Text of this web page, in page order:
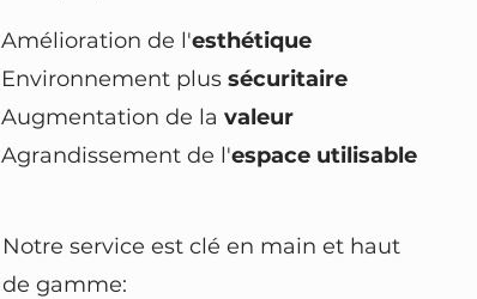
Amélioration de l'esthétique
Environnement plus sécuritaire
Augmentation de la valeur
Agrandissement de l'espace utilisable
Notre service est clé en main et haut
de gamme: